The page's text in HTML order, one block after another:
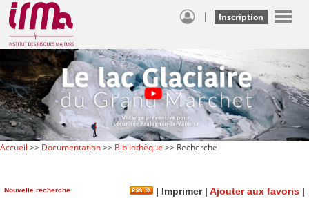
| Inscription
Accueil >> Documentation>> Bibliothèque >> Recherche
Nouvelle recherche | Imprimer| Ajouter aux favoris |